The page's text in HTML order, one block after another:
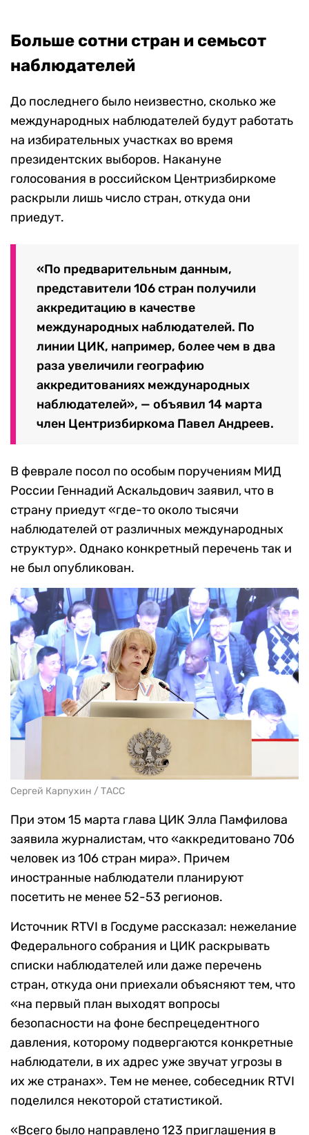
Больше сотни стран и семьсот
наблюдателей
До последнего было неизвестно, сколько же
международных наблюдателей будут работать
на избирательных участках во время
президентских выборов. Накануне
голосования в российском Центризбиркоме
раскрыли лишь число стран, откуда они
приедут.
«По предварительным данным,
представители 106 стран получили
аккредитацию в качестве
международных наблюдателей. По
линии ЦИК, например, более чем в два
раза увеличили географию
аккредитованиях международных
наблюдателей», — объявил 14 марта
член Центризбиркома Павел Андреев.
В феврале посол по особым поручениям МИД
России Геннадий Аскальдович заявил, что в
страну приедут «где-то около тысячи
наблюдателей от различных международных
структур». Однако конкретный перечень так и
не был опубликован.
Сергей Карпухин / ТАСС
При этом 15 марта глава ЦИК Элла Памфилова
заявила журналистам, что «аккредитовано 706
человек из 106 стран мира». Причем
иностранные наблюдатели планируют
посетить не менее 52-53 регионов.
Источник RTVI в Госдуме рассказал: нежелание
Федерального собрания и ЦИК раскрывать
списки наблюдателей или даже перечень
стран, откуда они приехали объясняют тем, что
«на первый план выходят вопросы
безопасности на фоне беспрецедентного
давления, которому подвергаются конкретные
наблюдатели, в их адрес уже звучат угрозы в
их же странах». Тем не менее, собеседник RTVI
поделился некоторой статистикой.
«Всего было направлено 123 приглашения в